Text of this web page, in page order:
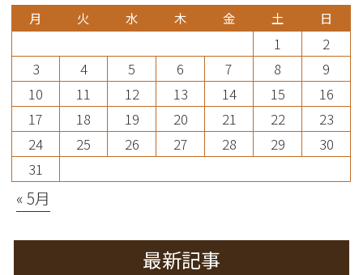
月 火 水 木 金 土 日
1
2
3
4 5 6 7 8
9
10
11 12 13 14 15
16
17
18 19 20 21 22
23
24
25 26 27 28 29
30
31
« 5月
最新記事